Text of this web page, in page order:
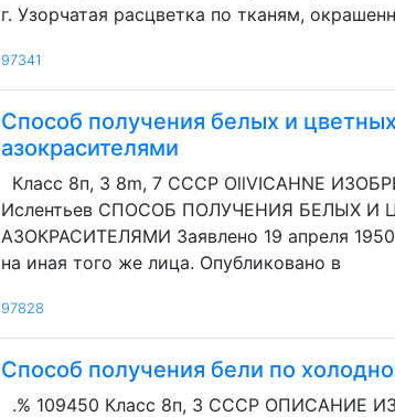
г. Узорчатая расцветка по тканям,
97341
Способ получения белых и
азокрасителями
Класс 8п, 3 8m, 7 СССР OllVICAHNE
Ислентьев СПОСОБ ПОЛУЧЕНИЯ БЕЛЫХ
АЗОКРАСИТЕЛЯМИ Заявлено 19 апреля
на иная того же лица. Опубликовано в
97828
Способ получения бели по
.% 109450 Класс 8п, 3 СССР ОПИСАНИЕ